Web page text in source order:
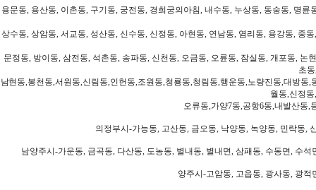
용문동, 용산동, 이촌동, 구기동, 궁전동, 경희궁의아침, 내수동, 누상동, 동숭동, 명
상수동, 상암동, 서교동, 성산동, 신수동, 신정동, 아현동, 연남동, 염리동, 용강동, 중
문정동, 방이동, 삼전동, 석촌동, 송파동, 신천동, 오금동, 오륜동, 잠실동, 개포동,
초
남현동,봉천동,서원동,신림동,인헌동,조원동,청룡동,청림동,행운동,노량진동,대방
월동,신정
오류동,가양7동,공항6동,내발산동,
의정부시-가능동, 고산동, 금오동, 낙양동, 녹양동, 민락동,
남양주시-가운동, 금곡동, 다산동, 도농동, 별내동, 별내면, 삼패동, 수동면, 수
양주시-고암동, 고읍동, 광사동, 광